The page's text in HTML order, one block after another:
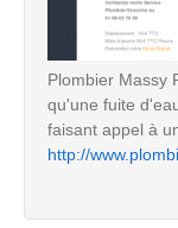
Plombier Massy
qu'une fuite
faisant appel à
http://